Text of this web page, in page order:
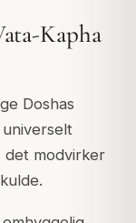
Kapha
Doshas
det modvirker